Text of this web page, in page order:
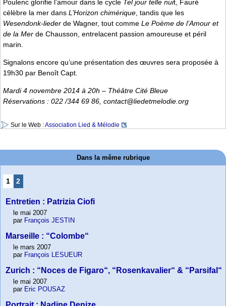
Poulenc glorifie l’amour dans le cycle Tel jour telle nuit, Fauré
célèbre la mer dans L’Horizon chimérique , tandis que les
Wesendonk-lieder de Wagner, tout comme Le Poème de l’Amour et
de la Mer de Chausson, entrelacent passion amoureuse et péril
marin.
Signalons encore qu’une présentation des œuvres sera proposée à
19h30 par Benoît Capt.
Mardi 4 novembre 2014 à 20h – Théâtre Cité Bleue
Réservations : 022 /344 69 86, contact@liedetmelodie.org
Sur le Web :Association Lied & Mélodie
Dans la même rubrique
1 2
Entretien : Patrizia Ciofi
le mai 2007
par François JESTIN
Marseille : “Colombe“
le mars 2007
par François LESUEUR
Zurich : “Noces de Figaro“, “Rosenkavalier“ & “Parsifal“
le mai 2007
par Eric POUSAZ